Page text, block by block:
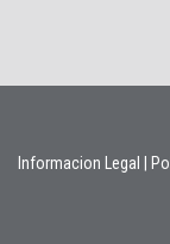
Informacion Legal